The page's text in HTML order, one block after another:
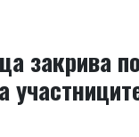
закрива